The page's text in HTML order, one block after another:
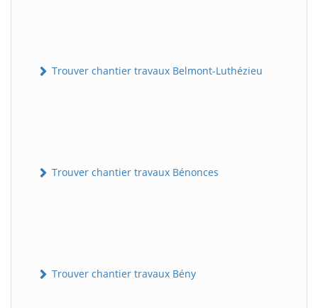
Trouver chantier travaux Belmont-Luthézieu
Trouver chantier travaux Bénonces
Trouver chantier travaux Bény